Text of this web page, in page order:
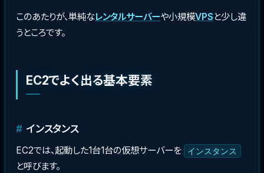
このあたりが、単純なレンタルサーバーや小規模VPS と少し違
うところです。
EC2でよく出る基本要素
インスタンス
EC2では、起動した1台1台の仮想サーバーを インスタンス
と呼びます。